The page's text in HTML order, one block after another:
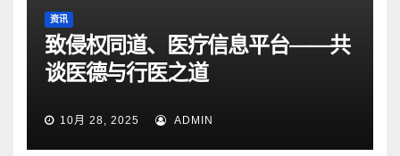
资讯
致侵权同道、医疗信息平台——共
谈医德与行医之道
10月 28, 2025 ADMIN